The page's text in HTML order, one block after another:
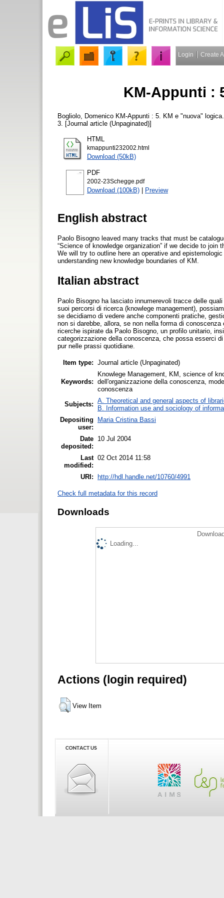
Login Create
KM-Appunti :
Bogliolo, Domenico KM-Appunti : 5. KM e "nuova"
3. [Journal article (Unpaginated)]
HTML
kmappunti232002.html
Download (50kB)
PDF
2002-23Schegge.pdf
Download (100kB) | Preview
English abstract
Paolo Bisogno leaved many tracks that must be
“Science of knowledge organization” if we decide to
We will try to outline here an operative and
understanding new knowledge boundaries of KM.
Italian abstract
Paolo Bisogno ha lasciato innumerevoli tracce delle
suoi percorsi di ricerca (knowlege management),
se decidiamo di vedere anche componenti pratiche,
non si darebbe, allora, se non nella forma di
ricerche ispirate da Paolo Bisogno, un profilo unitario,
categorizzazione della conoscenza, che possa esserci
pur nelle prassi quotidiane.
Item type: Journal article (Unpaginated)
Keywords:
Knowlege Management, KM, science of
dell'organizzazione della conoscenza,
conoscenza
Subjects: A. Theoretical and general aspects of
B. Information use and sociology of
Depositing
user:
Maria Cristina Bassi
Date
deposited:
10 Jul 2004
Last
modified:
02 Oct 2014 11:58
URI: http://hdl.handle.net/10760/4991
Check full metadata for this record
Downloads
Loading...
Actions (login required)
View Item